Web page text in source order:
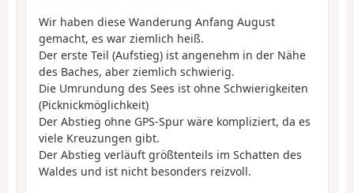
Wir haben diese Wanderung Anfang August
gemacht, es war ziemlich heiß.
Der erste Teil (Aufstieg) ist angenehm in der Nähe
des Baches, aber ziemlich schwierig.
Die Umrundung des Sees ist ohne Schwierigkeiten
(Picknickmöglichkeit)
Der Abstieg ohne GPS-Spur wäre kompliziert, da es
viele Kreuzungen gibt.
Der Abstieg verläuft größtenteils im Schatten des
Waldes und ist nicht besonders reizvoll.